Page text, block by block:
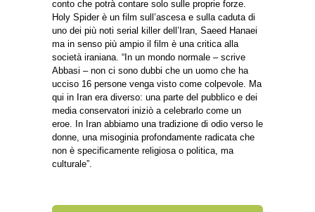
conto che potrà contare solo sulle proprie forze.
Holy Spider è un film sull’ascesa e sulla caduta di
uno dei più noti serial killer dell’Iran, Saeed Hanaei
ma in senso più ampio il film è una critica alla
società iraniana. “In un mondo normale – scrive
Abbasi – non ci sono dubbi che un uomo che ha
ucciso 16 persone venga visto come colpevole. Ma
qui in Iran era diverso: una parte del pubblico e dei
media conservatori iniziò a celebrarlo come un
eroe. In Iran abbiamo una tradizione di odio verso le
donne, una misoginia profondamente radicata che
non è specificamente religiosa o politica, ma
culturale”.